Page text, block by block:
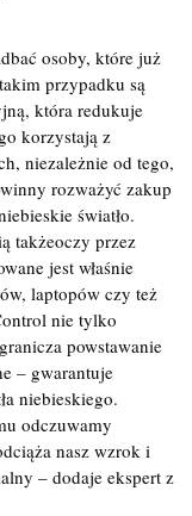
osoby, które już
przypadku są
która redukuje
korzystają z
niezależnie od tego,
rozważyć zakup
światło.
takżeoczy przez
jest właśnie
laptopów czy też
nie tylko
powstawanie
– gwarantuje
niebieskiego.
odczuwamy
nasz wzrok i
– dodaje ekspert z